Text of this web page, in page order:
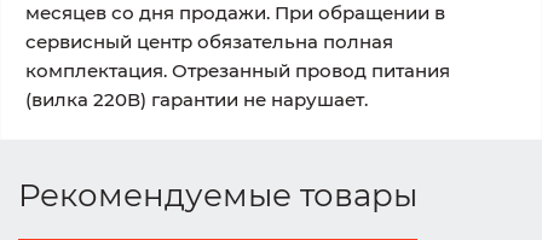
месяцев со дня продажи. При обращении в
сервисный центр обязательна полная
комплектация. Отрезанный провод питания
(вилка 220В) гарантии не нарушает.
Рекомендуемые товары